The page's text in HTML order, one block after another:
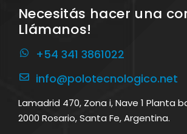
Necesitás hacer una
Llámanos!
+54 341 3861022
info@polotecnologico.net
Lamadrid 470, Zona i, Nave 1 Planta
2000 Rosario, Santa Fe, Argentina.